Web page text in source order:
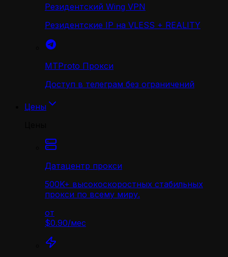
Резидентский Wing VPN
Резидентские IP на VLESS + REALITY
MTProto Прокси
Доступ в телеграм без ограничений
Цены
Датацентр прокси
500K+ высокоскоростных стабильных
прокси по всему миру.
от
$0.90/мес